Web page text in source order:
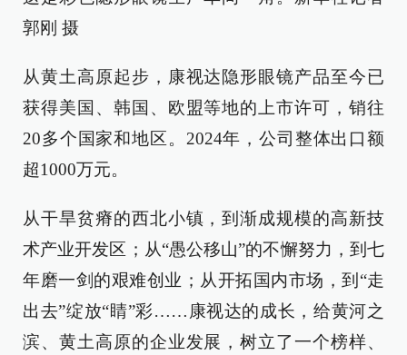
郭刚 摄
从黄土高原起步，康视达隐形眼镜产品至今已
获得美国、韩国、欧盟等地的上市许可，销往
20多个国家和地区。2024年，公司整体出口额
超1000万元。
从干旱贫瘠的西北小镇，到渐成规模的高新技
术产业开发区；从“愚公移山”的不懈努力，到七
年磨一剑的艰难创业；从开拓国内市场，到“走
出去”绽放“睛”彩……康视达的成长，给黄河之
滨、黄土高原的企业发展，树立了一个榜样、